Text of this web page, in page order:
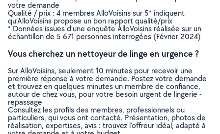
votre demande
Qualité / prix : 4 membres AlloVoisins sur 5* indiquent
qu’AlloVoisins propose un bon rapport qualité/prix
* Données issues d’une enquête AlloVoisins réalisée sur un
échantillon de 5 671 personnes interrogées (Février 2024)
Vous cherchez un nettoyeur de linge en urgence ?
Sur AlloVoisins, seulement 10 minutes pour recevoir une
première réponse à votre demande. Postez votre demande
et trouvez en quelques minutes un membre de confiance,
autour de chez vous, pour votre besoin urgent de lingerie -
repassage
Consultez les profils des membres, professionnels ou
particuliers, qui vous ont contacté. Présentation, photos de
réalisation, expertises, avis : trouvez l'offreur idéal, adapté à